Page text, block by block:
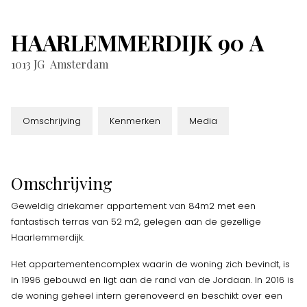
HAARLEMMERDIJK 90 A
1013 JG Amsterdam
Omschrijving Kenmerken Media
Omschrijving
Geweldig driekamer appartement van 84m2 met een
fantastisch terras van 52 m2, gelegen aan de gezellige
Haarlemmerdijk.
Het appartementencomplex waarin de woning zich bevindt, is
in 1996 gebouwd en ligt aan de rand van de Jordaan. In 2016 is
de woning geheel intern gerenoveerd en beschikt over een